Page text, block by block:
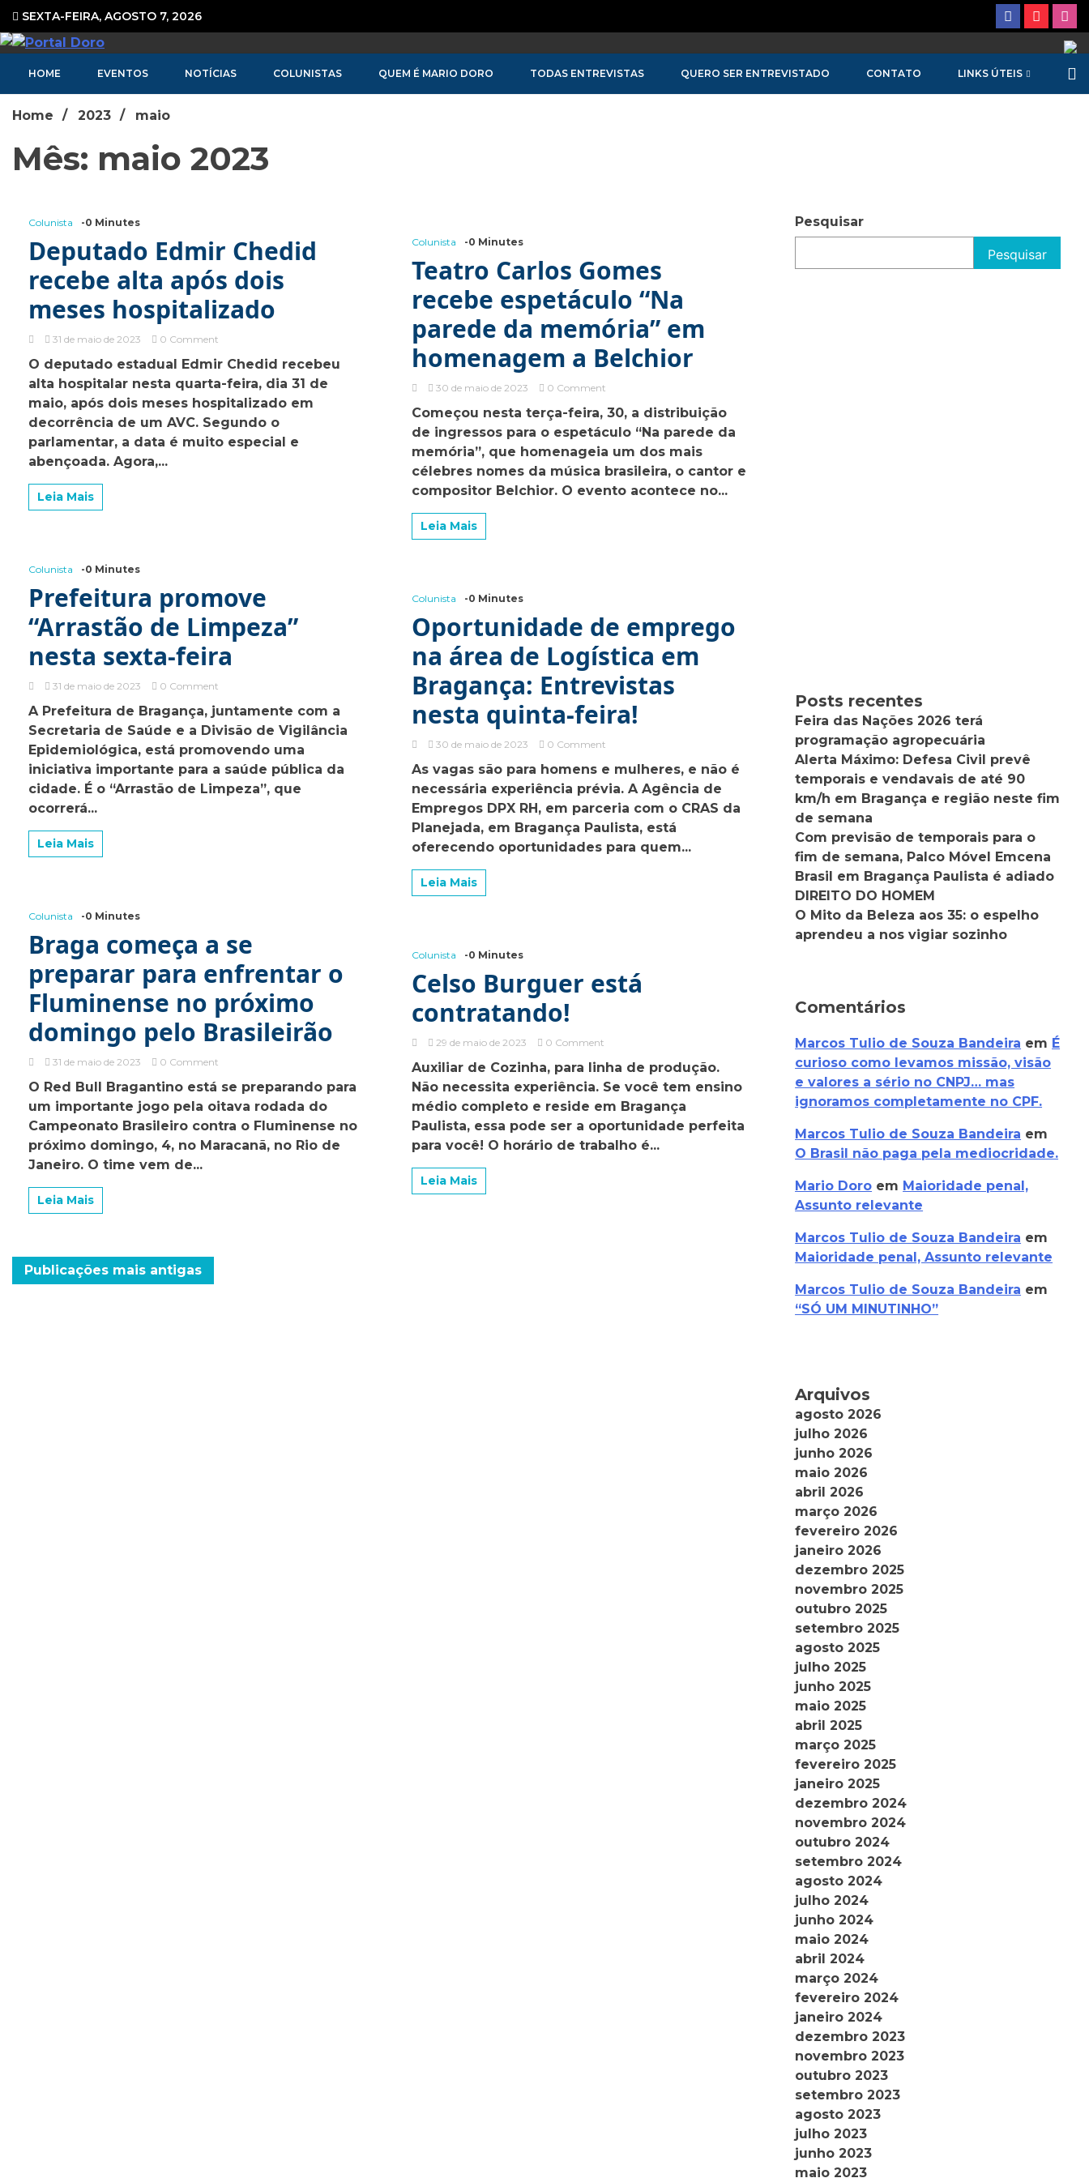
o
conteúdo
SEXTA-FEIRA, AGOSTO 7, 2026
HOME EVENTOS NOTÍCIAS COLUNISTAS QUEM É MARIO DORO TODAS ENTREVISTAS QUERO SER ENTREVISTADO CONTATO LINKS ÚTEIS
Home 2023 maio
Mês: maio 2023
Colunista -0 Minutes
Deputado Edmir Chedid
recebe alta após dois
meses hospitalizado
31 de maio de 2023 0 Comment
Edmir
Chedid
recebe
alta
após
dois
O deputado estadual Edmir Chedid recebeu
alta hospitalar nesta quarta-feira, dia 31 de
maio, após dois meses hospitalizado em
decorrência de um AVC. Segundo o
parlamentar, a data é muito especial e
abençoada. Agora,...
Leia Mais
Colunista -0 Minutes
Prefeitura promove
“Arrastão de Limpeza”
nesta sexta-feira
31 de maio de 2023 0 Comment
promove
“Arrastão
Limpeza”
nesta
sexta-
A Prefeitura de Bragança, juntamente com a
Secretaria de Saúde e a Divisão de Vigilância
Epidemiológica, está promovendo uma
iniciativa importante para a saúde pública da
cidade. É o “Arrastão de Limpeza”, que
ocorrerá...
Leia Mais
Colunista -0 Minutes
Braga começa a se
preparar para enfrentar o
Fluminense no próximo
domingo pelo Brasileirão
31 de maio de 2023 0 Comment
começa
a
se
preparar
para
O Red Bull Bragantino está se preparando para
um importante jogo pela oitava rodada do
Campeonato Brasileiro contra o Fluminense no
próximo domingo, 4, no Maracanã, no Rio de
Janeiro. O time vem de...
Leia Mais
Colunista -0 Minutes
Teatro Carlos Gomes
recebe espetáculo “Na
parede da memória” em
homenagem a Belchior
30 de maio de 2023 0 Comment
Carlos
Gomes
espetáculo
“Na
parede
Começou nesta terça-feira, 30, a distribuição
de ingressos para o espetáculo “Na parede da
memória”, que homenageia um dos mais
célebres nomes da música brasileira, o cantor e
compositor Belchior. O evento acontece no...
Leia Mais
Colunista -0 Minutes
Oportunidade de emprego
na área de Logística em
Bragança: Entrevistas
nesta quinta-feira!
30 de maio de 2023 0 Comment
de
emprego
área
de
Logística
As vagas são para homens e mulheres, e não é
necessária experiência prévia. A Agência de
Empregos DPX RH, em parceria com o CRAS da
Planejada, em Bragança Paulista, está
oferecendo oportunidades para quem...
Leia Mais
Colunista -0 Minutes
Celso Burguer está
contratando!
29 de maio de 2023 0 Comment
Burguer
está
contratando!
Auxiliar de Cozinha, para linha de produção.
Não necessita experiência. Se você tem ensino
médio completo e reside em Bragança
Paulista, essa pode ser a oportunidade perfeita
para você! O horário de trabalho é...
Leia Mais
Navegação
Publicações mais antigas
Pesquisar
Pesquisar
Posts recentes
Feira das Nações 2026 terá
programação agropecuária
Alerta Máximo: Defesa Civil prevê
temporais e vendavais de até 90
km/h em Bragança e região neste fim
de semana
Com previsão de temporais para o
fim de semana, Palco Móvel Emcena
Brasil em Bragança Paulista é adiado
DIREITO DO HOMEM
O Mito da Beleza aos 35: o espelho
aprendeu a nos vigiar sozinho
Comentários
Marcos Tulio de Souza Bandeira em É
curioso como levamos missão, visão
e valores a sério no CNPJ… mas
ignoramos completamente no CPF.
Marcos Tulio de Souza Bandeira em
O Brasil não paga pela mediocridade.
Mario Doro em Maioridade penal,
Assunto relevante
Marcos Tulio de Souza Bandeira em
Maioridade penal, Assunto relevante
Marcos Tulio de Souza Bandeira em
“SÓ UM MINUTINHO”
Arquivos
agosto 2026
julho 2026
junho 2026
maio 2026
abril 2026
março 2026
fevereiro 2026
janeiro 2026
dezembro 2025
novembro 2025
outubro 2025
setembro 2025
agosto 2025
julho 2025
junho 2025
maio 2025
abril 2025
março 2025
fevereiro 2025
janeiro 2025
dezembro 2024
novembro 2024
outubro 2024
setembro 2024
agosto 2024
julho 2024
junho 2024
maio 2024
abril 2024
março 2024
fevereiro 2024
janeiro 2024
dezembro 2023
novembro 2023
outubro 2023
setembro 2023
agosto 2023
julho 2023
junho 2023
maio 2023